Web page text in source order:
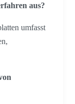
aus?
umfasst